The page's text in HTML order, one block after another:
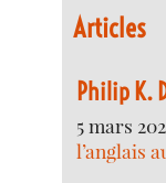
Articles
Philip K.
5 mars
l’anglais